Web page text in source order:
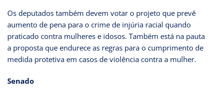
Os deputados também devem votar o projeto que prevê
aumento de pena para o crime de injúria racial quando
praticado contra mulheres e idosos. Também está na pauta
a proposta que endurece as regras para o cumprimento de
medida protetiva em casos de violência contra a mulher.
Senado